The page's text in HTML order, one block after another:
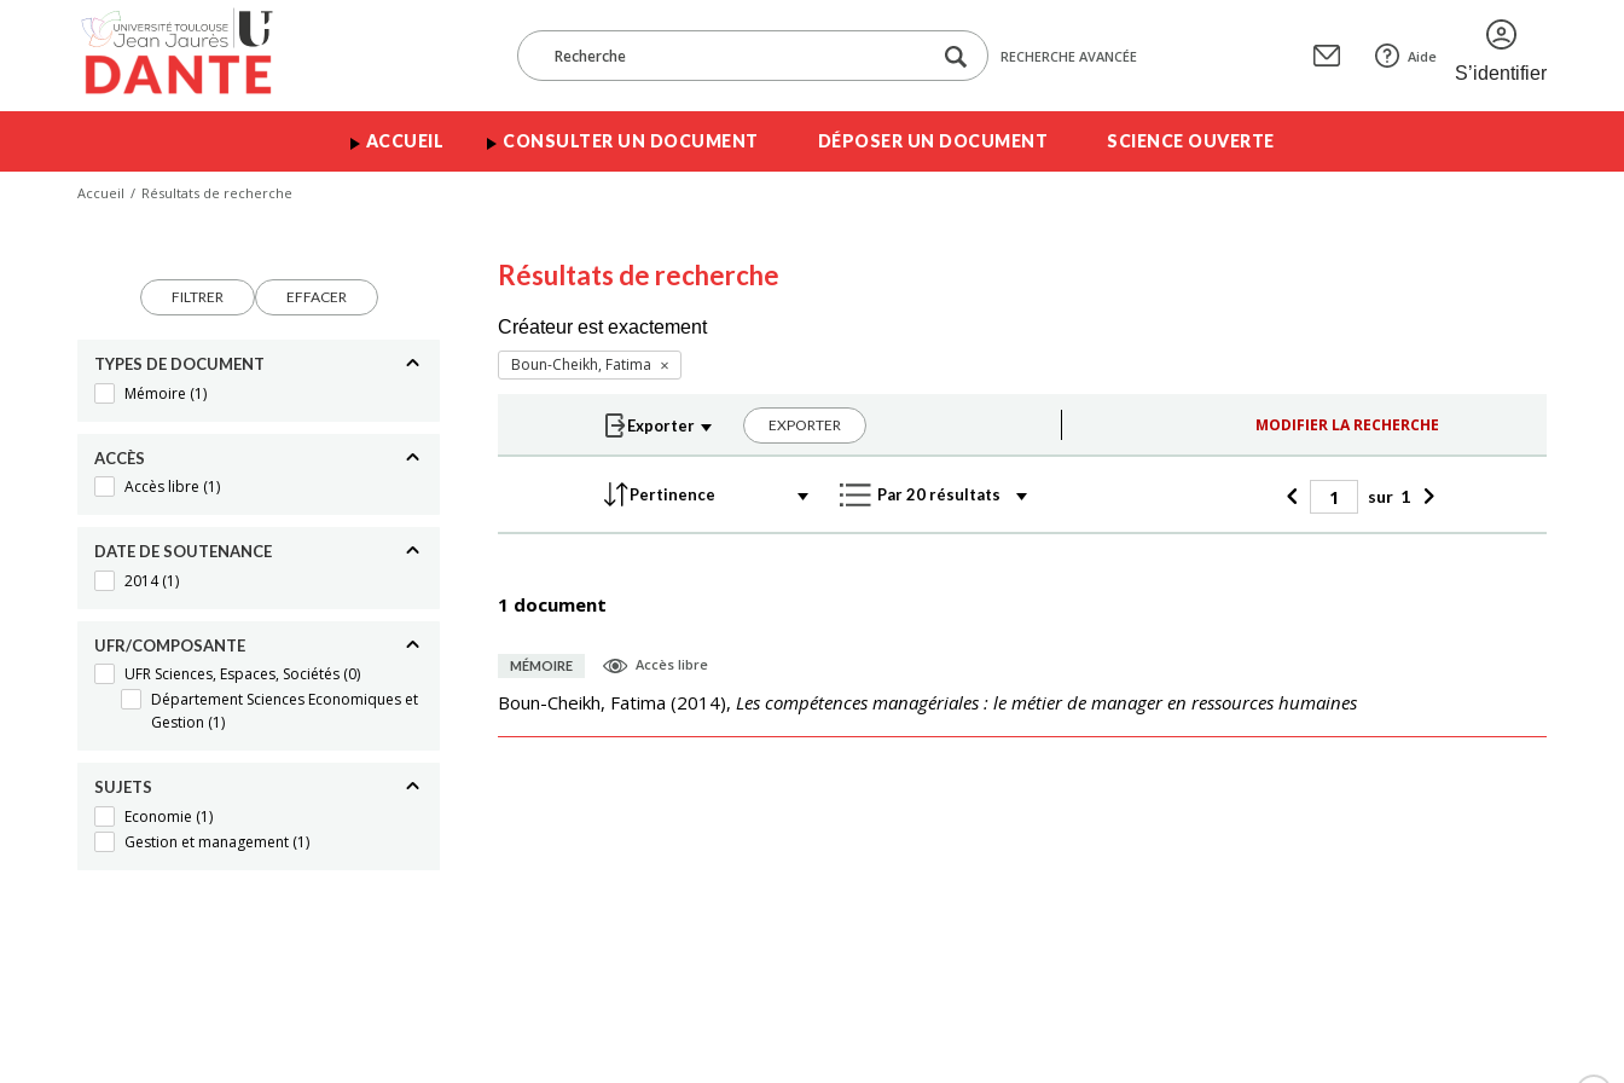
RECHERCHE AVANCÉE Aide
S’identifier
ACCUEIL CONSULTER UN DOCUMENT DÉPOSER UN DOCUMENT SCIENCE OUVERTE
Accueil Résultats de recherche
FILTRER EFFACER
TYPES DE DOCUMENT
Mémoire (1)
ACCÈS
Accès libre (1)
DATE DE SOUTENANCE
2014(1)
UFR/COMPOSANTE
UFR Sciences, Espaces, Sociétés (0)
Département Sciences Economiques et
Gestion (1)
SUJETS
Economie (1)
Gestion et management (1)
Résultats de recherche
Créateur est exactement
Boun-Cheikh, Fatima
EXPORTER MODIFIER LA RECHERCHE
sur 1
1 document
MÉMOIRE Accès libre
Boun-Cheikh, Fatima (2014), Les compétences managériales : le métier de manager en ressources humaines